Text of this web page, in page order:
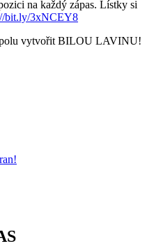
na každý zápas. Lístky si
bit.ly/3xNCEY8
vytvořit BILOU LAVINU!